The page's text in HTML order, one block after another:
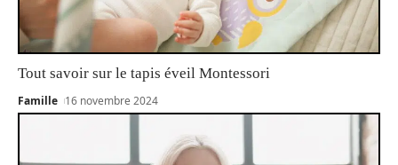
Tout savoir sur le tapis éveil Montessori
Famille 16 novembre 2024